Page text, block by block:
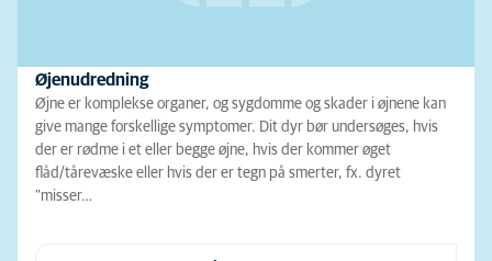
Øjenudredning
Øjne er komplekse organer, og sygdomme og skader i øjnene kan
give mange forskellige symptomer. Dit dyr bør undersøges, hvis
der er rødme i et eller begge øjne, hvis der kommer øget
flåd/tårevæske eller hvis der er tegn på smerter, fx. dyret
"misser…